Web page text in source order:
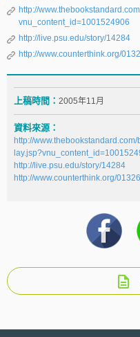
http://
vnu_content_id=1001524906
http://live.psu.edu/story/14284
http://www.counterthink.org/
上稿時間： 2005年11月
資料來源：
http://
http://live.psu.edu/story/14284
http://www.counterthink.org/